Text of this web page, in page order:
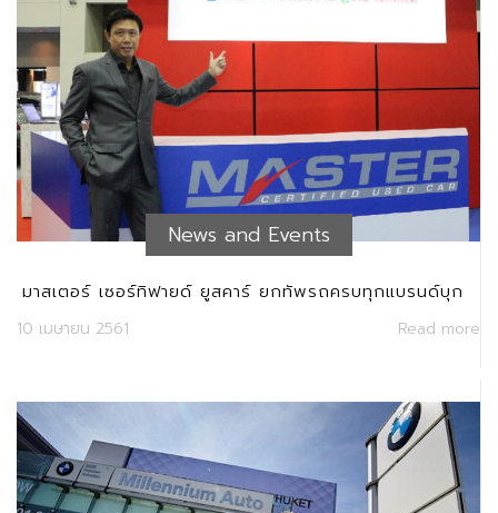
News and Events
มาสเตอร์ เซอร์ทิฟายด์ ยูสคาร์ ยกทัพรถครบทุกแบรนด์บุก
งานยูสคาร์โชว์ 2017 ปฏิวัติข้อเสนอรถใช้แล้วด้วยดอกเบี้ย
10 เมษายน 2561 Read more